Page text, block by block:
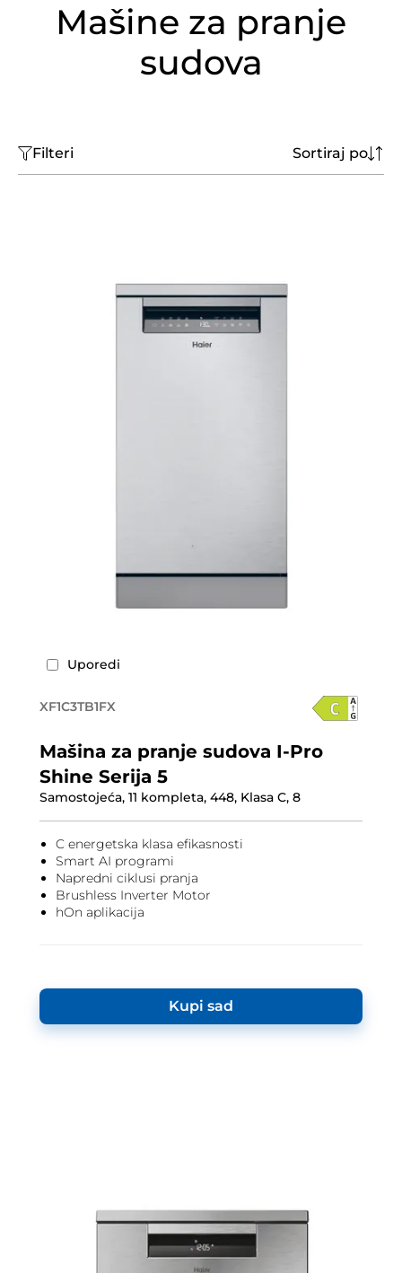
Mašine za pranje
sudova
Filteri Sortiraj po
Uporedi
XF1C3TB1FX
Mašina za pranje sudova I-Pro
Shine Serija 5
Samostojeća, 11 kompleta, 448, Klasa C, 8
C energetska klasa efikasnosti
Smart AI programi
Napredni ciklusi pranja
Brushless Inverter Motor
hOn aplikacija
Kupi sad